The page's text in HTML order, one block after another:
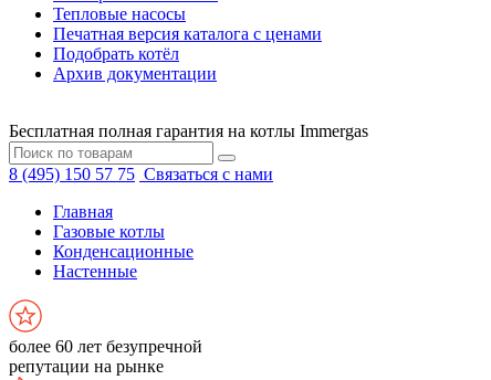
Тепловые насосы
Печатная версия каталога с ценами
Подобрать котёл
Архив документации
Бесплатная полная гарантия на котлы Immergas
8 (495) 150 57 75 Связаться с нами
Главная
Газовые котлы
Конденсационные
Настенные
более 60 лет безупречной
репутации на рынке